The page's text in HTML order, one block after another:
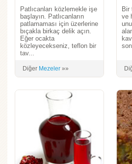
Patlıcanları közlemekle işe
başlayın. Patlıcanların
patlamaması için üzerlerine
bıçakla birkaç delik açın.
Eğer ocakta
közleyecekseniz, teflon bir
tav...
Diğer Mezeler »»
Bir
ve